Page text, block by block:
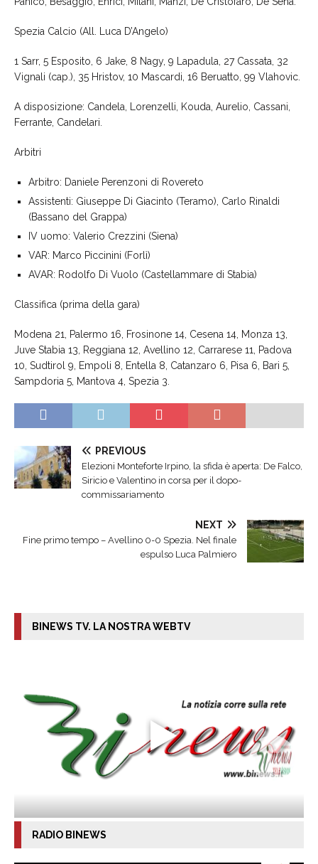
Spezia Calcio (All. Luca D’Angelo)
1 Sarr, 5 Esposito, 6 Jake, 8 Nagy, 9 Lapadula, 27 Cassata, 32
Vignali (cap.), 35 Hristov, 10 Mascardi, 16 Beruatto, 99 Vlahovic.
A disposizione: Candela, Lorenzelli, Kouda, Aurelio, Cassani,
Ferrante, Candelari.
Arbitri
Arbitro: Daniele Perenzoni di Rovereto
Assistenti: Giuseppe Di Giacinto (Teramo), Carlo Rinaldi
(Bassano del Grappa)
IV uomo: Valerio Crezzini (Siena)
VAR: Marco Piccinini (Forlì)
AVAR: Rodolfo Di Vuolo (Castellammare di Stabia)
Classifica (prima della gara)
Modena 21, Palermo 16, Frosinone 14, Cesena 14, Monza 13,
Juve Stabia 13, Reggiana 12, Avellino 12, Carrarese 11, Padova
10, Sudtirol 9, Empoli 8, Entella 8, Catanzaro 6, Pisa 6, Bari 5,
Sampdoria 5, Mantova 4, Spezia 3.
PREVIOUS
Elezioni Monteforte Irpino, la sfida è aperta: De Falco,
Siricio e Valentino in corsa per il dopo-
commissariamento
NEXT
Fine primo tempo – Avellino 0-0 Spezia. Nel finale
espulso Luca Palmiero
BINEWS TV. LA NOSTRA WEBTV
RADIO BINEWS